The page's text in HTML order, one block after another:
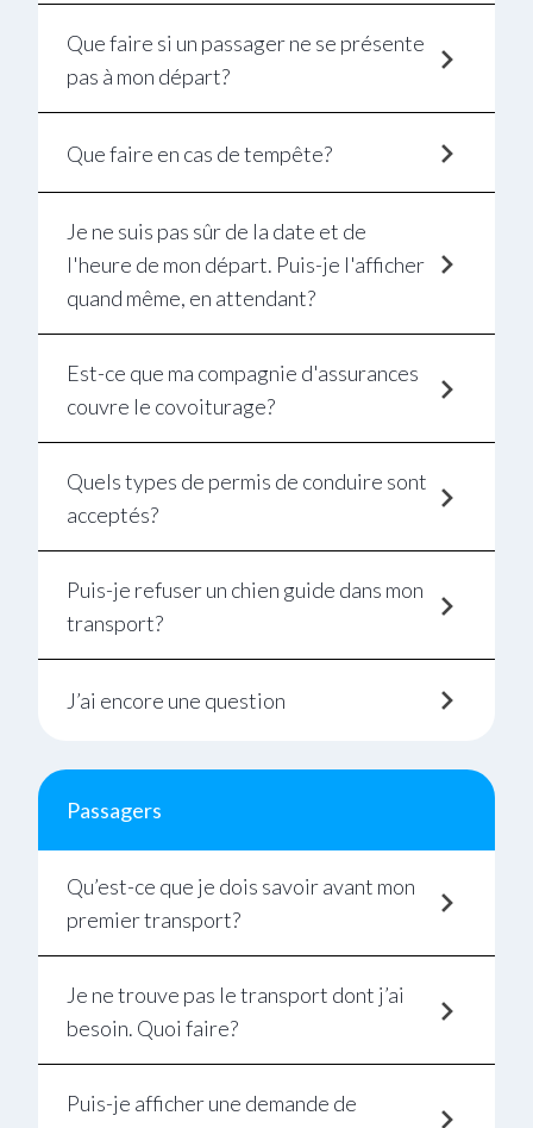
Que faire si un passager ne se présente
pas à mon départ?
Que faire en cas de tempête?
Je ne suis pas sûr de la date et de
l'heure de mon départ. Puis-je l'afficher
quand même, en attendant?
Est-ce que ma compagnie d'assurances
couvre le covoiturage?
Quels types de permis de conduire sont
acceptés?
Puis-je refuser un chien guide dans mon
transport?
J’ai encore une question
Passagers
Qu’est-ce que je dois savoir avant mon
premier transport?
Je ne trouve pas le transport dont j’ai
besoin. Quoi faire?
Puis-je afficher une demande de